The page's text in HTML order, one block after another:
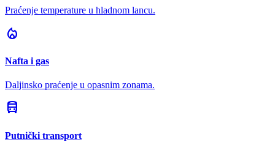
Praćenje temperature u hladnom lancu.
local_fire_department
Nafta i gas
Daljinsko praćenje u opasnim zonama.
directions_bus
Putnički transport